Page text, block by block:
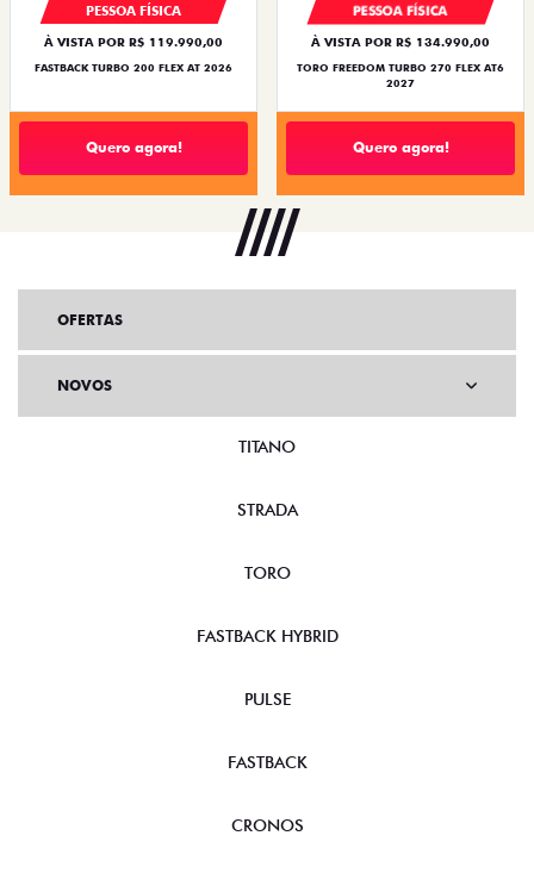
PESSOA FÍSICA
À VISTA POR R$ 119.990,00
FASTBACK TURBO 200 FLEX AT 2026
Quero agora!
PESSOA FÍSICA
À VISTA POR R$ 134.990,00
TORO FREEDOM TURBO 270 FLEX AT6
2027
Quero agora!
OFERTAS
NOVOS
TITANO
STRADA
TORO
FASTBACK HYBRID
PULSE
FASTBACK
CRONOS